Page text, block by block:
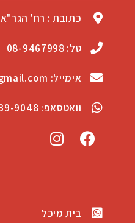
כתובת : רח' הגר"א 10 רחובות
טל: 08-9467998
אימייל: betmichal.office@gmail.com
וואטסאפ: 050-239-9048
בית מיכל